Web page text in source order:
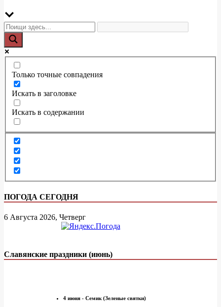
Только точные совпадения
Искать в заголовке
Искать в содержании
ПОГОДА СЕГОДНЯ
6 Августа 2026, Четверг
Славянские праздники (июнь)
4 июня - Семик (Зеленые святки)